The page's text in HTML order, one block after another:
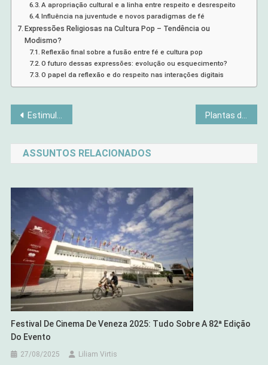
A apropriação cultural e a linha entre respeito e desrespeito
Influência na juventude e novos paradigmas de fé
Expressões Religiosas na Cultura Pop – Tendência ou
Modismo?
Reflexão final sobre a fusão entre fé e cultura pop
O futuro dessas expressões: evolução ou esquecimento?
O papel da reflexão e do respeito nas interações digitais
Navegação
de
Post
Estimulação Sensorial para o Desenvolvimento Cognitivo Plantas de Interior: Quando o Verde Sufoca Seu Espaço
ASSUNTOS RELACIONADOS
Festival De Cinema De Veneza 2025: Tudo Sobre A 82ª Edição
Do Evento
27/08/2025 Liliam Virtis